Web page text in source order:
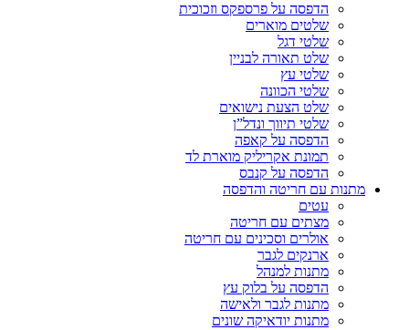
הדפסה על פרספקס וזכוכית
שלטים מוארים
שלטי דגל
שלט תאורה לבניין
שלטי עץ
שלטי הכוונה
שלט הצעת נישואים
שלטי תיווך ונדל”ן
הדפסה על קאפה
תמונת אקריליק מוארת לד
הדפסה על קנבס
מתנות עם חריטה והדפסה
עטים
מצתים עם חריטה
אולרים וסכינים עם חריטה
ארנקים לגבר
מתנות למנהל
הדפסה על בלוק עץ
מתנות לגבר ולאישה
מתנות יודאיקה שונים